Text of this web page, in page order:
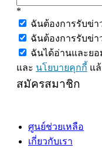
*
ฉันต้องการรับข่า
ฉันต้องการรับข่า
ฉันได้อ่านและยอ
และ นโยบายคุกกี้ แ
สมัครสมาชิก
ศูนย์ช่วยเหลือ
เกี่ยวกับเรา